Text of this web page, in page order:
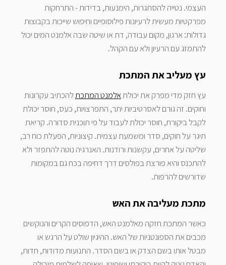
העצמי. נטייה להסתגרות, הימנעות, בדידות - התרחקות
מפרקטיות מעשית לרעיונות פילוסופיים וחיפוש שייכות בקבוצות
גדולות: ארגון, מקום עבודה, דת או שיטה שבה אלמנט המים יכול
להתמזג עם הרעיון ולא עם הקהל.
עץ מעליב את המתכת
עץ חזק מדי מפרק את יכולתאלמנט המתכתלהכתיב עקרונות
וחוקים. זה גורם לאסרטיביות יתר, התפרצויות, כעס, חוסר יכולת
לקבל ביקורת, חוסר יכולת לעבוד על פי תוכנית סדורה. קריאת
תיגר על חוקים, סדר ומשמעת עצמית. קיצוניות, הפעלת כוח רב,
שליטה על אחרים, עקשנות ורודנות. האנרגיה נוטה להתפזר ולא
להתכנס והיא פורצת בפולסים דרך דחיפה בכח גם במקומות
שדורשים להרפות.
מתכת מעליבה את האש
כאשר המתכת חזקה מאלמנט האש, הדפוסים הקרים והנוקשים
מכבים את הספונטניות של האש. ההיגיון שולט על הרגש או
מבטל אותו בשם הצדק או בשם הסדר. התנועות מדודות, חדות,